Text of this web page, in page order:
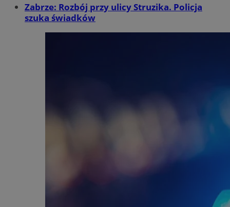
Zabrze: Rozbój przy ulicy Struzika. Policja
szuka świadków